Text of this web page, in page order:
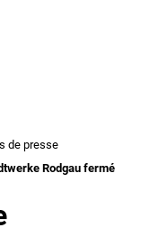
de presse
Rodgau fermé